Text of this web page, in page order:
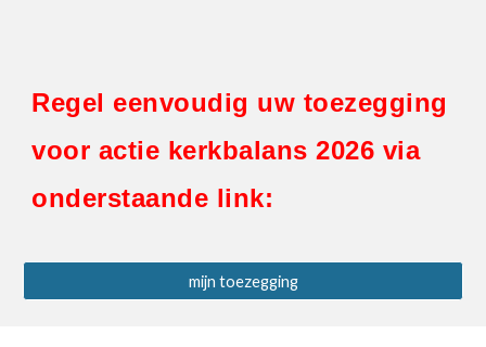
Regel eenvoudig uw toezegging
voor actie kerkbalans 2026 via
onderstaande link:
mijn toezegging